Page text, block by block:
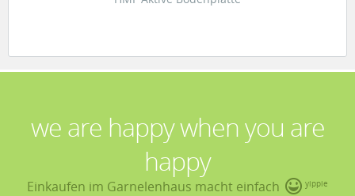
we are happy when you are
happy
Einkaufen im Garnelenhaus macht einfach yippie